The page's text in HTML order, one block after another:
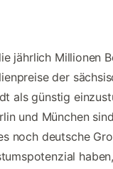
jährlich Millionen
der
als günstig
und München
noch deutsche